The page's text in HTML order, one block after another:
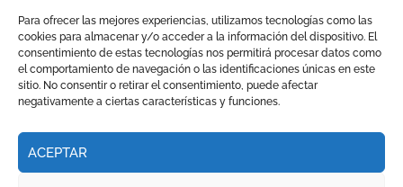
Para ofrecer las mejores experiencias, utilizamos tecnologías como las
cookies para almacenar y/o acceder a la información del dispositivo. El
consentimiento de estas tecnologías nos permitirá procesar datos como
el comportamiento de navegación o las identificaciones únicas en este
sitio. No consentir o retirar el consentimiento, puede afectar
negativamente a ciertas características y funciones.
ACEPTAR